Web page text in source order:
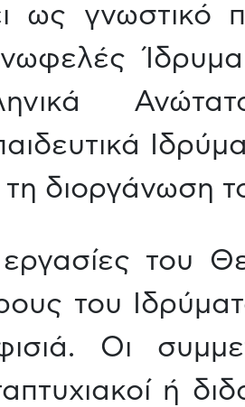
ως γνωστικό
τη διοργάνωση
του
του
Οι
ή